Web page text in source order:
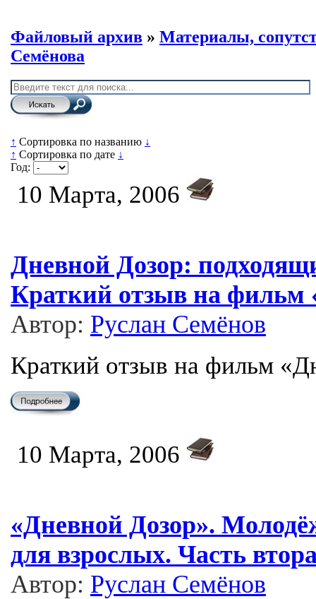
Файловый архив » Материалы,
Семёнова
↑ Сортировка по названию ↓
↑ Сортировка по дате ↓
Год:
10 Марта, 2006
Дневной Дозор:
Краткий отзыв на фильм
Автор: Руслан Семёнов
Краткий отзыв на фильм
10 Марта, 2006
«Дневной Дозор».
для взрослых. Часть
Автор: Руслан Семёнов